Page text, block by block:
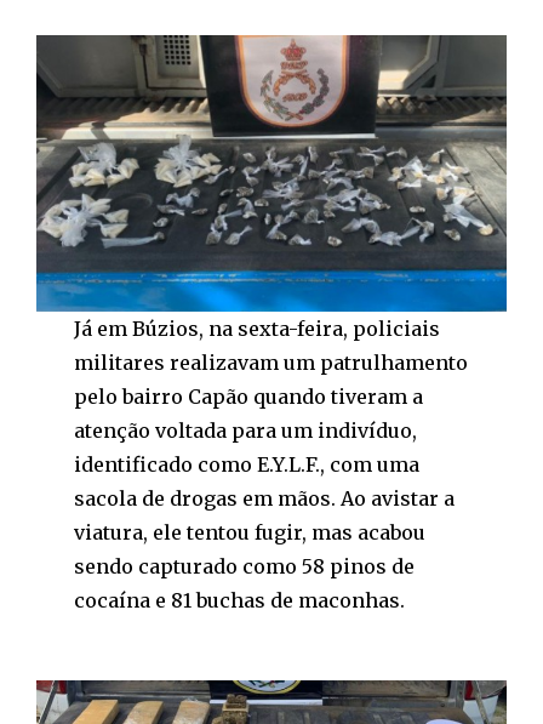
Já em Búzios, na sexta-feira, policiais
militares realizavam um patrulhamento
pelo bairro Capão quando tiveram a
atenção voltada para um indivíduo,
identificado como E.Y.L.F., com uma
sacola de drogas em mãos. Ao avistar a
viatura, ele tentou fugir, mas acabou
sendo capturado como 58 pinos de
cocaína e 81 buchas de maconhas.